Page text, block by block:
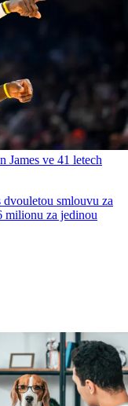
ve 41 letech
dvouletou smlouvu za
milionu za jedinou